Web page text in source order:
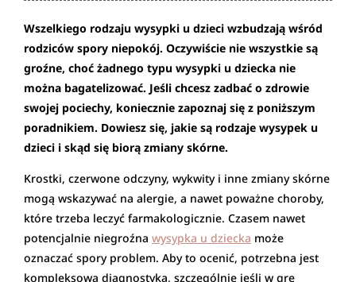
Wszelkiego rodzaju wysypki u dzieci wzbudzają wśród
rodziców spory niepokój. Oczywiście nie wszystkie są
groźne, choć żadnego typu wysypki u dziecka nie
można bagatelizować. Jeśli chcesz zadbać o zdrowie
swojej pociechy, koniecznie zapoznaj się z poniższym
poradnikiem. Dowiesz się, jakie są rodzaje wysypek u
dzieci i skąd się biorą zmiany skórne.
Krostki, czerwone odczyny, wykwity i inne zmiany skórne
mogą wskazywać na alergie, a nawet poważne choroby,
które trzeba leczyć farmakologicznie. Czasem nawet
potencjalnie niegroźna wysypka u dziecka może
oznaczać spory problem. Aby to ocenić, potrzebna jest
kompleksowa diagnostyka, szczególnie jeśli w grę